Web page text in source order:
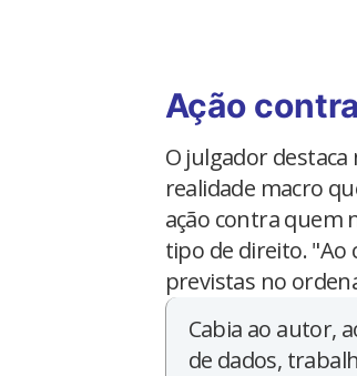
Ação
O julgador
realidade macro
ação contra quem
tipo de direito.
previstas no
Cabia ao autor,
de dados,